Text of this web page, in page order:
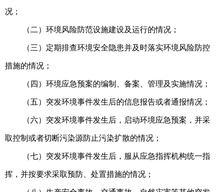
况；
（二）环境风险防范设施建设及运行的情况；
（三）定期排查环境安全隐患并及时落实环境风险防控
措施的情况；
（四）环境应急预案的编制、备案、管理及实施情况；
（五）突发环境事件发生后的信息报告或者通报情况；
（六）突发环境事件发生后，启动环境应急预案，并采
取控制或者切断污染源防止污染扩散的情况；
（七）突发环境事件发生后，服从应急指挥机构统一指
挥，并按要求采取预防、处置措施的情况；